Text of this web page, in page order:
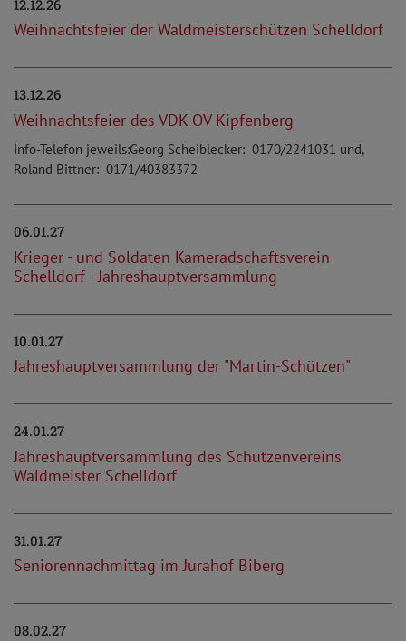
12.12.26
Weihnachtsfeier der Waldmeisterschützen Schelldorf
13.12.26
Weihnachtsfeier des VDK OV Kipfenberg
Info-Telefon jeweils:Georg Scheiblecker: 0170/2241031 und,
Roland Bittner: 0171/40383372
06.01.27
Krieger - und Soldaten Kameradschaftsverein
Schelldorf - Jahreshauptversammlung
10.01.27
Jahreshauptversammlung der "Martin-Schützen"
24.01.27
Jahreshauptversammlung des Schützenvereins
Waldmeister Schelldorf
31.01.27
Seniorennachmittag im Jurahof Biberg
08.02.27